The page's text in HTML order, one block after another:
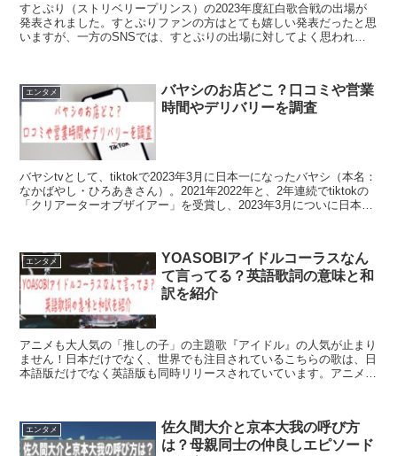
すとぷり（ストリベリープリンス）の2023年度紅白歌合戦の出場が
発表されました。すとぷりファンの方はとても嬉しい発表だったと思
いますが、一方のSNSでは、すとぷりの出場に対してよく思われて
エンタメ
バヤシのお店どこ？口コミや営業
時間やデリバリーを調査
バヤシtvとして、tiktokで2023年3月に日本一になったバヤシ（本名：
なかばやし・ひろあきさん）。2021年2022年と、2年連続でtiktokの
「クリアーターオブザイアー」を受賞し、2023年3月についに日本の
エンタメ
YOASOBIアイドルコーラスなん
て言ってる？英語歌詞の意味と和
訳を紹介
アニメも大人気の「推しの子」の主題歌『アイドル』の人気が止まり
ません！日本だけでなく、世界でも注目されているこちらの歌は、日
本語版だけでなく英語版も同時リリースされていています。アニメ
エンタメ
佐久間大介と京本大我の呼び方
は？母親同士の仲良しエピソード